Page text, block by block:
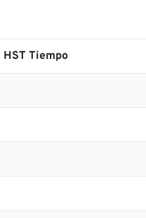
HST Tiempo